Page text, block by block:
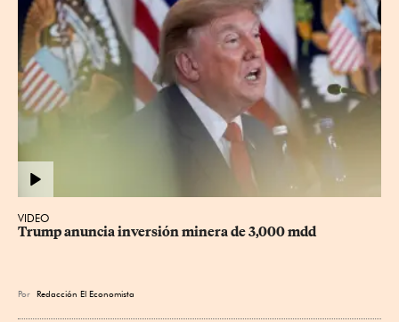
VIDEO
Trump anuncia inversión minera de 3,000 mdd
Por Redacción El Economista